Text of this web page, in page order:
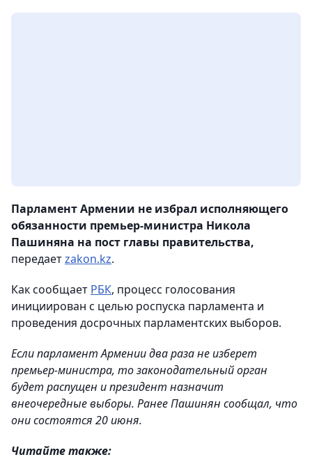
Парламент Армении не избрал исполняющего
обязанности премьер-министра Никола
Пашиняна на пост главы правительства,
передаетzakon.kz.
Как сообщает РБК, процесс голосования
инициирован с целью роспуска парламента и
проведения досрочных парламентских выборов.
Если парламент Армении два раза не изберет
премьер-министра, то законодательный орган
будет распущен и президент назначит
внеочередные выборы. Ранее Пашинян сообщал, что
они состоятся 20 июня.
Читайте также: